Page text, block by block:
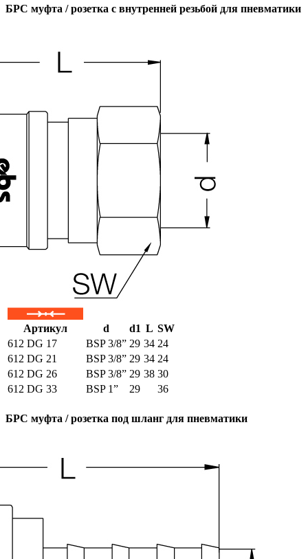
БРС муфта / розетка с внутренней резьбой для пневматики
Артикул d d1 L SW
612 DG 17
BSP 3/8” 29 34 24
612 DG 21
BSP 3/8” 29 34 24
612 DG 26
BSP 3/8” 29 38 30
612 DG 33
BSP 1” 29 36
БРС муфта / розетка под шланг для пневматики